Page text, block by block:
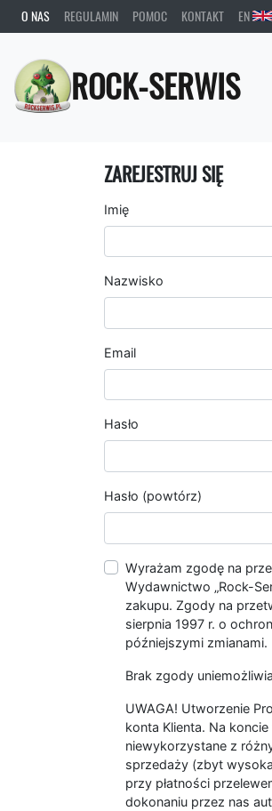
O NAS REGULAMIN POMOC KONTAKT EN
ROCK-SERWIS
ZAREJESTRUJ SIĘ
Imię
Nazwisko
Email
Hasło
Hasło (powtórz)
Wyrażam zgodę na
Wydawnictwo „Rock-
zakupu. Zgody na
sierpnia 1997 r. o
późniejszymi zmianami.
Brak zgody
UWAGA! Utworzenie
konta Klienta. Na
niewykorzystane z
sprzedaży (zbyt
przy płatności
dokonaniu przez nas